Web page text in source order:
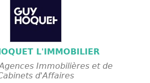
L'IMMOBILIER
Immobilières et de
d'Affaires